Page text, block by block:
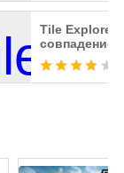
Tile Explorer -
совпадение